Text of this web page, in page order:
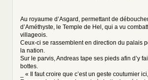
Au royaume d’Asgard, permettant de
d’Améthyste, le Temple de Hel, qui a vu
villageois.
Ceux-ci se rassemblent en direction du palais
la nation.
Sur le parvis, Andreas tape ses pieds afin d’y
bottes.
_ « Il faut croire que c’est un geste coutumier